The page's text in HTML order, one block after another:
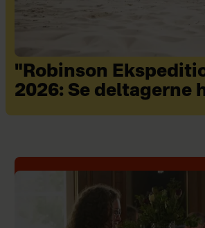
"Robinson
2026: Se deltagerne